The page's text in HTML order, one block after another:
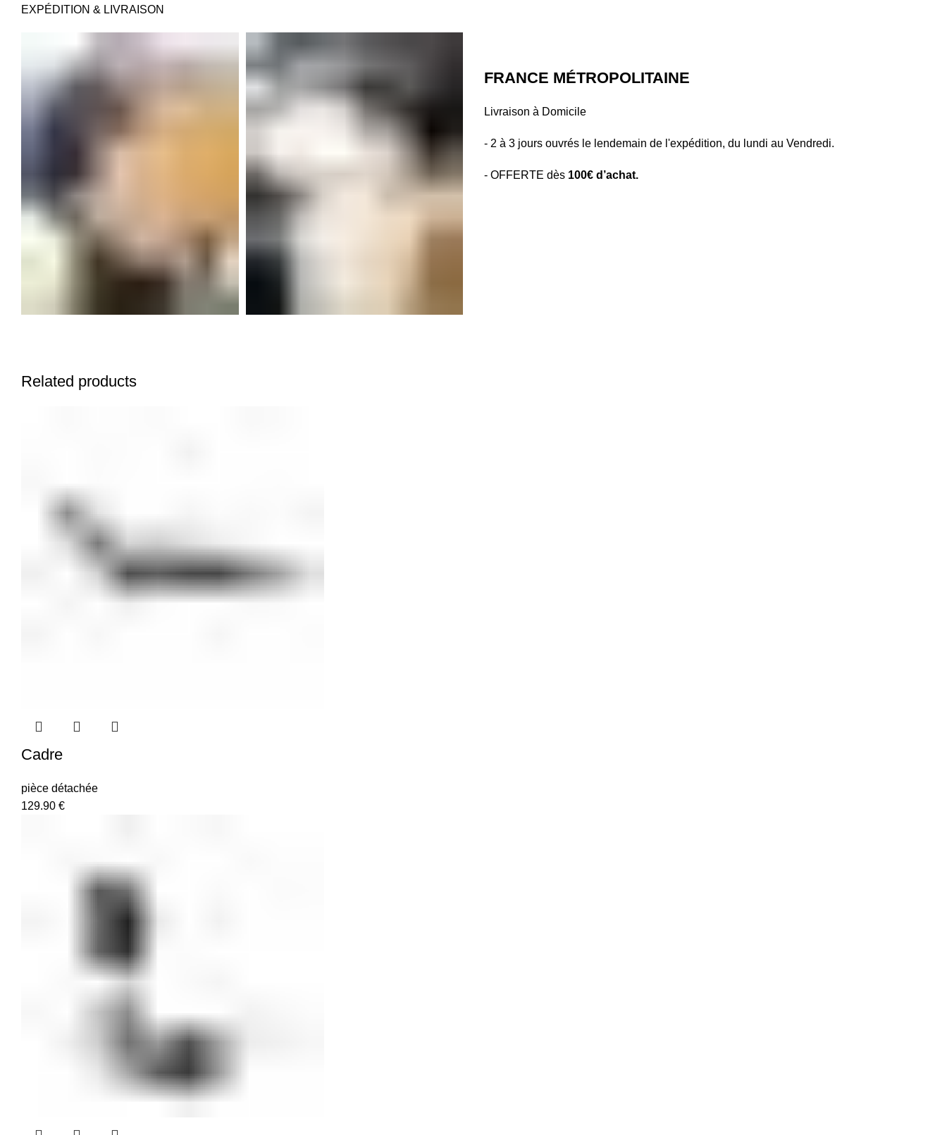
EXPÉDITION & LIVRAISON
FRANCE MÉTROPOLITAINE
Livraison à Domicile
- 2 à 3 jours ouvrés le lendemain de l'expédition, du lundi au Vendredi.
- OFFERTE dès 100€ d’achat.
Related products
Cadre
pièce détachée
129.90 €